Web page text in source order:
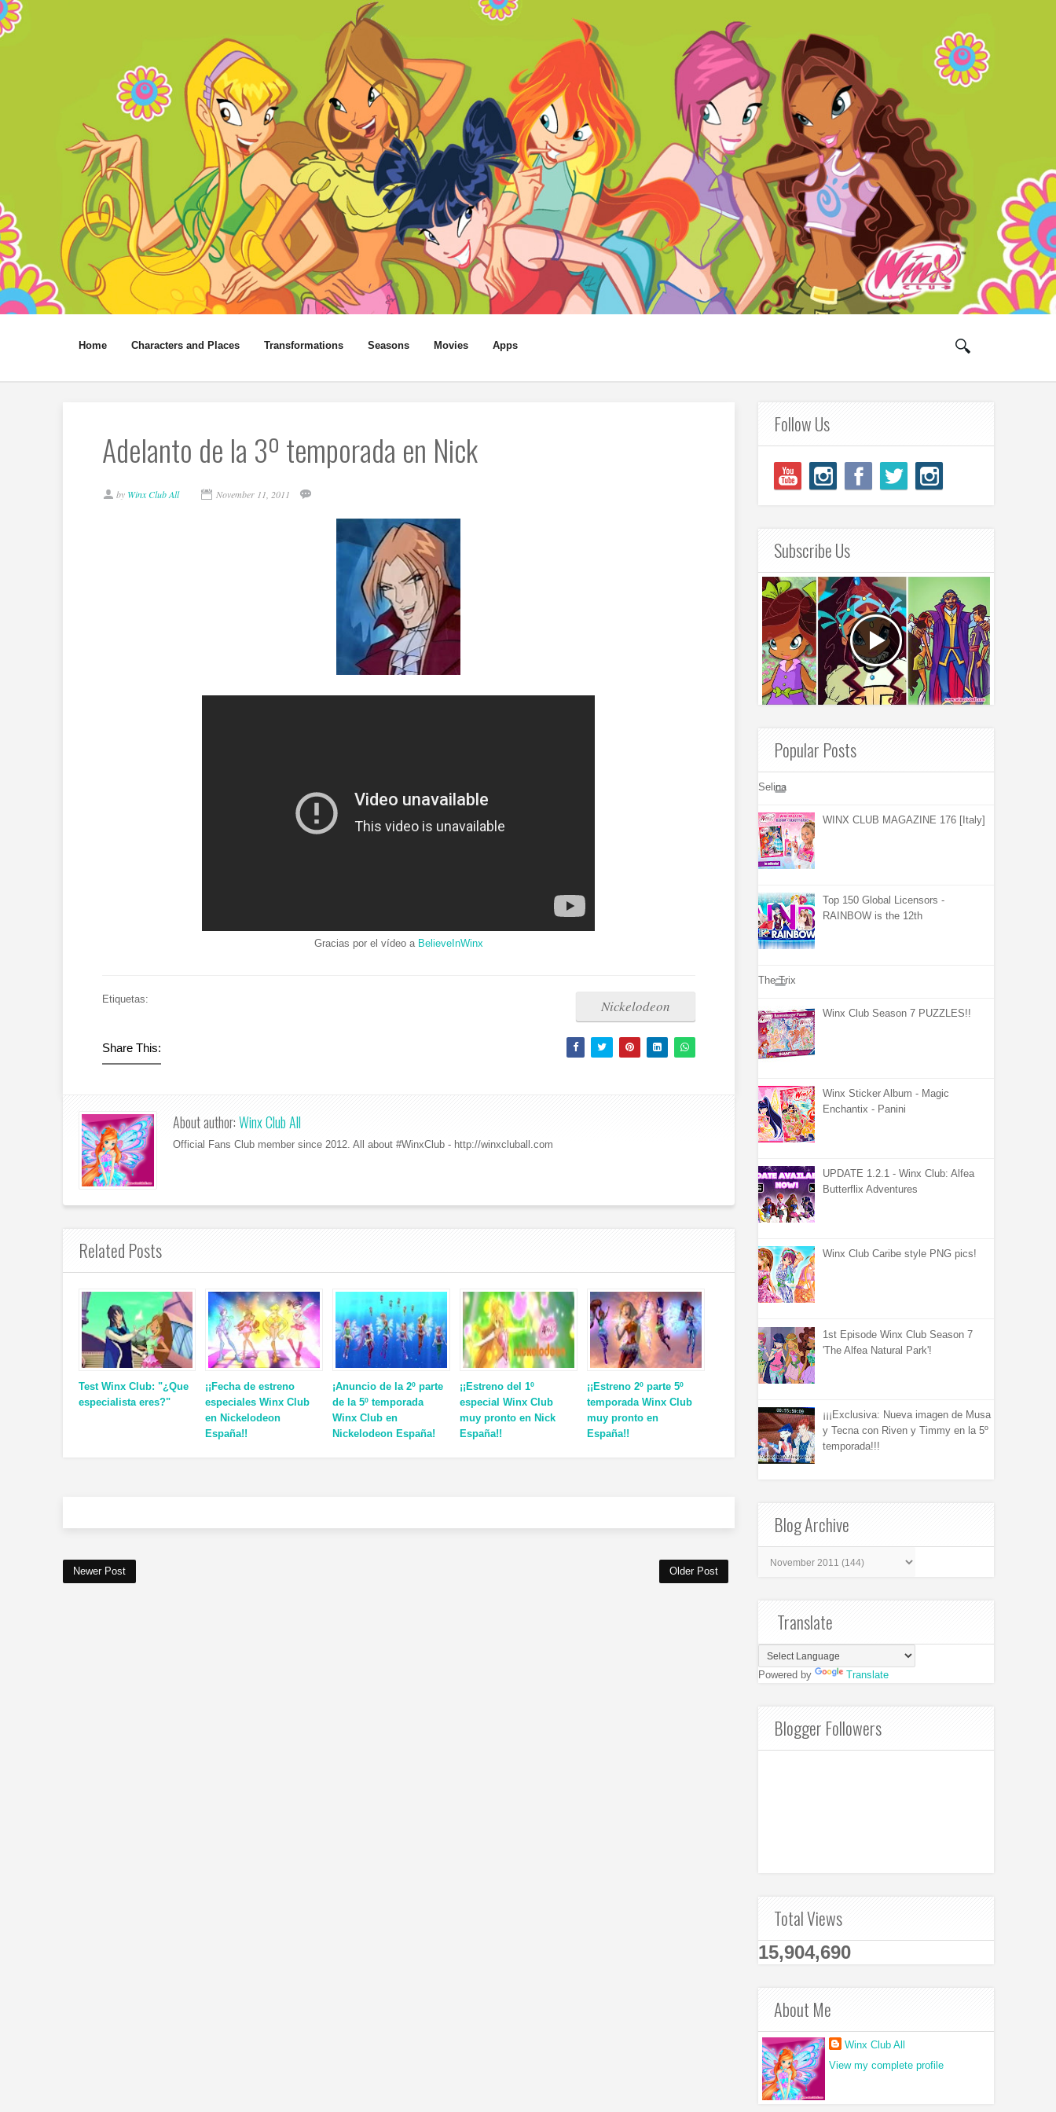
Home Characters and Places Transformations Seasons Movies Apps
Adelanto de la 3º temporada en Nick
by Winx Club All November 11, 2011
Gracias por el vídeo a BelieveInWinx
Etiquetas: Nickelodeon
Share This:
About author:Winx Club All
Official Fans Club member since 2012. All about #WinxClub - http://winxcluball.com
Related Posts
Test Winx Club: "¿Que
especialista eres?"
¡¡Fecha de estreno
especiales Winx Club
en Nickelodeon
España!!
¡Anuncio de la 2º parte
de la 5º temporada
Winx Club en
Nickelodeon España!
¡¡Estreno del 1º
especial Winx Club
muy pronto en Nick
España!!
¡¡Estreno 2º parte 5º
temporada Winx Club
muy pronto en
España!!
Newer Post Older Post
Follow Us
Subscribe Us
Popular Posts
Selina
WINX CLUB MAGAZINE 176 [Italy]
Top 150 Global Licensors -
RAINBOW is the 12th
The Trix
Winx Club Season 7 PUZZLES!!
Winx Sticker Album - Magic
Enchantix - Panini
UPDATE 1.2.1 - Winx Club: Alfea
Butterflix Adventures
Winx Club Caribe style PNG pics!
1st Episode Winx Club Season 7
'The Alfea Natural Park'!
¡¡¡Exclusiva: Nueva imagen de Musa
y Tecna con Riven y Timmy en la 5º
temporada!!!
Blog Archive
Translate
Powered by Translate
Blogger Followers
Total Views
15,904,690
About Me
Winx Club All
View my complete profile